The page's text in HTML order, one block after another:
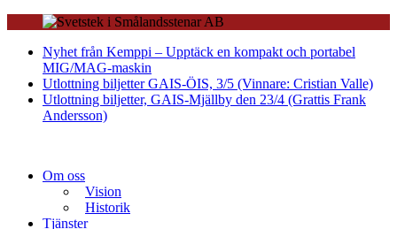
Nyhet från Kemppi – Upptäck en kompakt och portabel
MIG/MAG-maskin
Utlottning biljetter GAIS-ÖIS, 3/5 (Vinnare: Cristian Valle)
Utlottning biljetter, GAIS-Mjällby den 23/4 (Grattis Frank
Andersson)
Om oss
Vision
Historik
Tjänster